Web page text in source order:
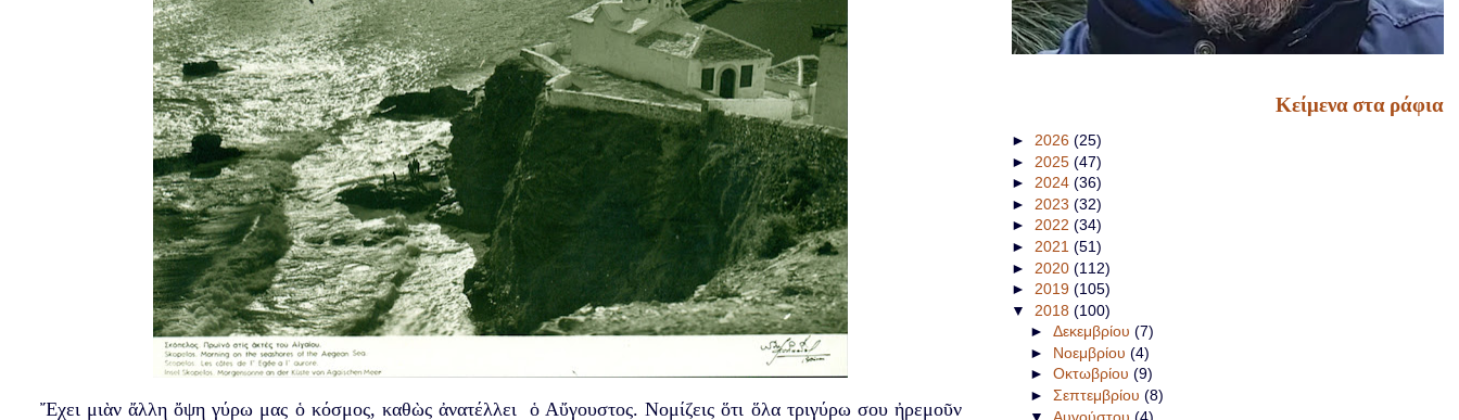
Ἔχει μιὰν ἄλλη ὄψη γύρω μας ὁ κόσμος, καθὼς ἀνατέλλει ὁ Αὔγουστος. Νομίζεις ὅτι ὅλα τριγύρω σου ἠρεμοῦν
Κείμενα στα ράφια
► 2026 (25)
► 2025 (47)
► 2024 (36)
► 2023 (32)
► 2022 (34)
► 2021 (51)
► 2020 (112)
► 2019 (105)
▼ 2018 (100)
► Δεκεμβρίου (7)
► Νοεμβρίου (4)
► Οκτωβρίου (9)
► Σεπτεμβρίου (8)
▼ Αυγούστου (4)